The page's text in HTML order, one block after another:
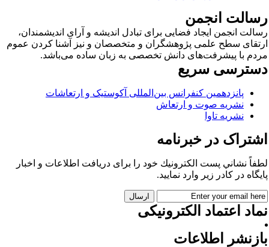
انجمن
انجمن ایجاد فضایی برای تبادل اندیشه و آرای اندیشمندان،
سطح علمی پژوهشگران و متخصصان و نیز آشنا کردن عموم
با پیشرفت‌های دانش تخصصی به زبان ساده می‌باشد.
سریع
پانزدهمین کنفرانس بین‌المللی آکوستیک و ارتعاشات
نشریه صوت و ارتعاش
نشریه تاوا
در خبرنامه
نشاني پست الكترونيك خود را برای دريافت اطلاعات و اخبار
در كادر زير وارد نمایید.
اعتماد الکترونیکی
اطلاعات